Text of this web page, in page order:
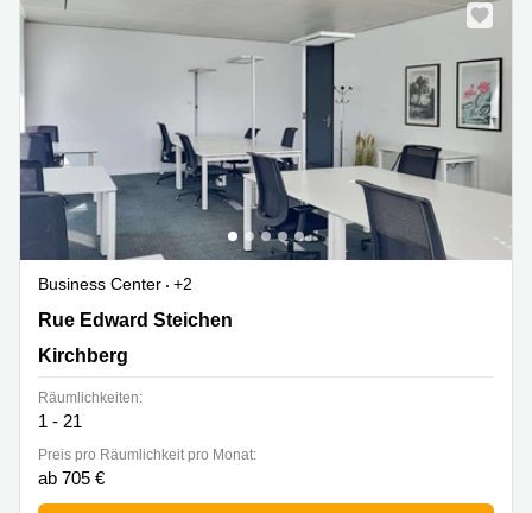
Business Center
+2
2 Rue Edward Steichen,1<sup>er</sup> étage de
l‘immeuble Oksigen, Kirchberg
Rue Edward Steichen
Kirchberg
Räumlichkeiten:
1 - 21
Preis pro Räumlichkeit pro Monat:
ab 705 €